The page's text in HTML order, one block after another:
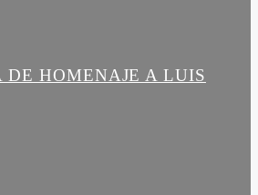
HOMENAJE A LUIS